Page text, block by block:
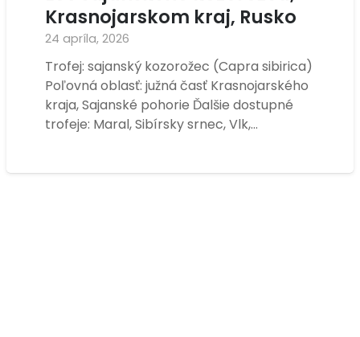
Krasnojarskom kraj, Rusko
24 apríla, 2026
Trofej: sajanský kozorožec (Capra sibirica)
Poľovná oblasť: južná časť Krasnojarského
kraja, Sajanské pohorie Ďalšie dostupné
trofeje: Maral, Sibírsky srnec, Vlk,…